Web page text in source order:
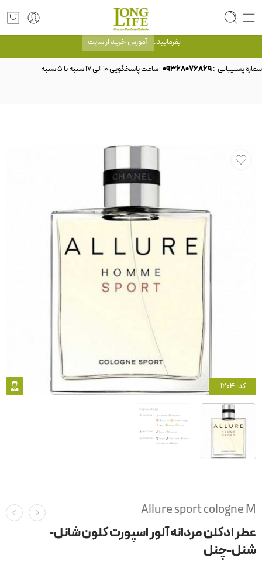
توجه! برند لانگ لایف رایحه های معروف را با شیشه و بسته بندی خود شرکت لانگ لایف
عرضه می کند.که با انتخاب حجم هر ادکلنی می توانید شیشه و بسته بندی را ملاحظه
بفرمایید. آموزش خرید از سایت
شماره پشتیبانی :09368076869
کد: 1204
Allure sport cologne M
عطر ادکلن مردانه آلور اسپورت کلون شانل-
شنل-چنل